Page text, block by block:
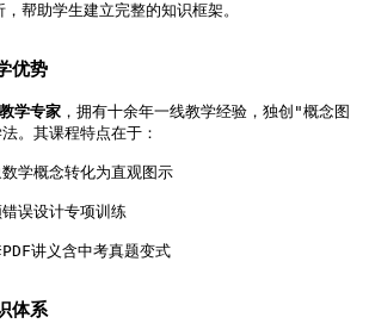
，帮助学生建立完整的知识框架。
学优势
学专家 ，拥有十余年一线教学经验，独创"概念图
法。其课程特点在于：
数学概念转化为直观图示
错误设计专项训练
PDF讲义含中考真题变式
识体系